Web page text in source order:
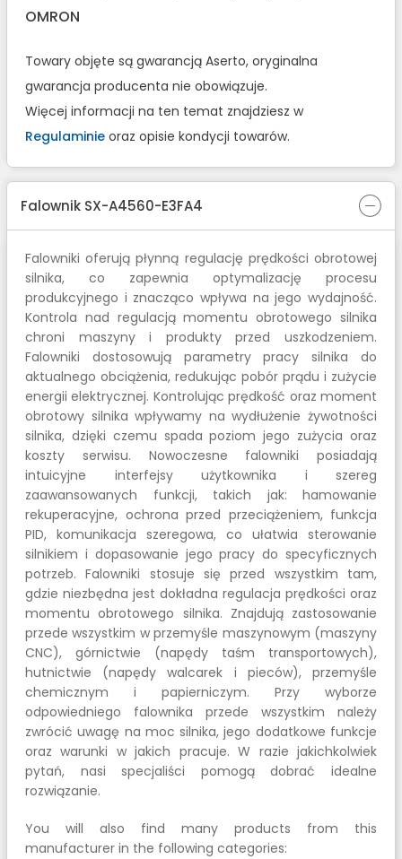
OMRON
Towary objęte są gwarancją Aserto, oryginalna
gwarancja producenta nie obowiązuje.
Więcej informacji na ten temat znajdziesz w
Regulaminie oraz opisie kondycji towarów.
Falownik SX-A4560-E3FA4
Falowniki oferują płynną regulację prędkości obrotowej
silnika, co zapewnia optymalizację procesu
produkcyjnego i znacząco wpływa na jego wydajność.
Kontrola nad regulacją momentu obrotowego silnika
chroni maszyny i produkty przed uszkodzeniem.
Falowniki dostosowują parametry pracy silnika do
aktualnego obciążenia, redukując pobór prądu i zużycie
energii elektrycznej. Kontrolując prędkość oraz moment
obrotowy silnika wpływamy na wydłużenie żywotności
silnika, dzięki czemu spada poziom jego zużycia oraz
koszty serwisu. Nowoczesne falowniki posiadają
intuicyjne interfejsy użytkownika i szereg
zaawansowanych funkcji, takich jak: hamowanie
rekuperacyjne, ochrona przed przeciążeniem, funkcja
PID, komunikacja szeregowa, co ułatwia sterowanie
silnikiem i dopasowanie jego pracy do specyficznych
potrzeb. Falowniki stosuje się przed wszystkim tam,
gdzie niezbędna jest dokładna regulacja prędkości oraz
momentu obrotowego silnika. Znajdują zastosowanie
przede wszystkim w przemyśle maszynowym (maszyny
CNC), górnictwie (napędy taśm transportowych),
hutnictwie (napędy walcarek i pieców), przemyśle
chemicznym i papierniczym. Przy wyborze
odpowiedniego falownika przede wszystkim należy
zwrócić uwagę na moc silnika, jego dodatkowe funkcje
oraz warunki w jakich pracuje. W razie jakichkolwiek
pytań, nasi specjaliści pomogą dobrać idealne
rozwiązanie.
You will also find many products from this
manufacturer in the following categories: